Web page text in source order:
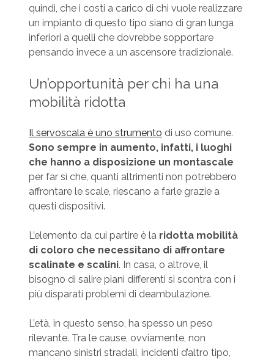
quindi, che i costi a carico di chi vuole realizzare
un impianto di questo tipo siano di gran lunga
inferiori a quelli che dovrebbe sopportare
pensando invece a un ascensore tradizionale.
Un’opportunità per chi ha una
mobilità ridotta
Il servoscala è uno strumento di uso comune.
Sono sempre in aumento, infatti, i luoghi
che hanno a disposizione un montascale
per far sì che, quanti altrimenti non potrebbero
affrontare le scale, riescano a farle grazie a
questi dispositivi.
L’elemento da cui partire è la ridotta mobilità
di coloro che necessitano di affrontare
scalinate e scalini. In casa, o altrove, il
bisogno di salire piani differenti si scontra con i
più disparati problemi di deambulazione.
L’età, in questo senso, ha spesso un peso
rilevante. Tra le cause, ovviamente, non
mancano sinistri stradali, incidenti d’altro tipo,